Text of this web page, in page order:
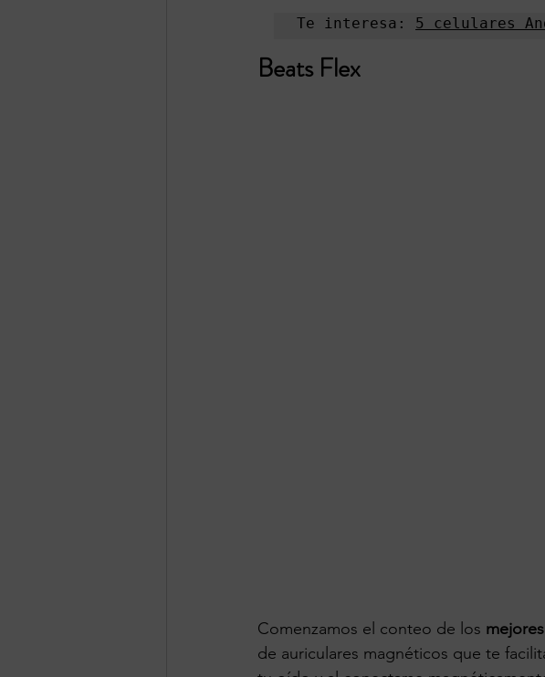
Te interesa: 5 celulares
Beats Flex
Comenzamos el conteo de los
de auriculares magnéticos que te